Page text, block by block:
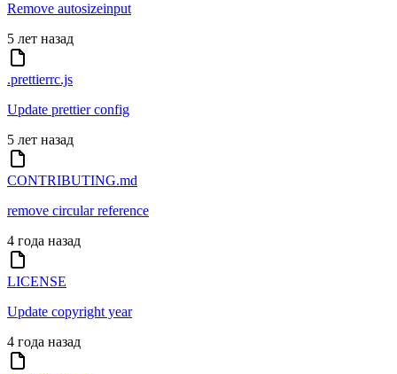
Remove autosizeinput
5 лет назад
.prettierrc.js
Update prettier config
5 лет назад
CONTRIBUTING.md
remove circular reference
4 года назад
LICENSE
Update copyright year
4 года назад